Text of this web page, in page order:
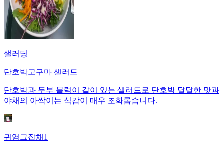
샐러딩
단호박고구마 샐러드
단호박과 두부 블럭이 같이 있는 샐러드로 단호박 달달한 맛과
야채의 아싹이는 식감이 매우 조화롭습니다.
귀염그잡채1